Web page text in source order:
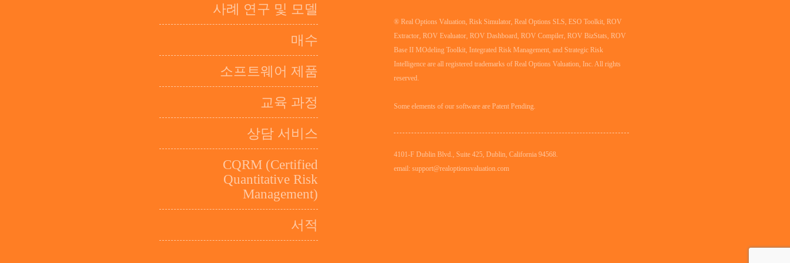
사례 연구 및 모델
매수
소프트웨어 제품
교육 과정
상담 서비스
CQRM (Certified
Quantitative Risk
Management)
서적
® Real Options Valuation, Risk Simulator, Real Options SLS, ESO Toolkit, ROV
Extractor, ROV Evaluator, ROV Dashboard, ROV Compiler, ROV BizStats, ROV
Base II MOdeling Toolkit, Integrated Risk Management, and Strategic Risk
Intelligence are all registered trademarks of Real Options Valuation, Inc. All rights
reserved.
Some elements of our software are Patent Pending.
4101-F Dublin Blvd., Suite 425, Dublin, California 94568.
email: support@realoptionsvaluation.com